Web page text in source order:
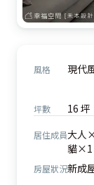
風格 現代
坪數 16 坪
居住成員大人
貓×1
房屋狀況新成